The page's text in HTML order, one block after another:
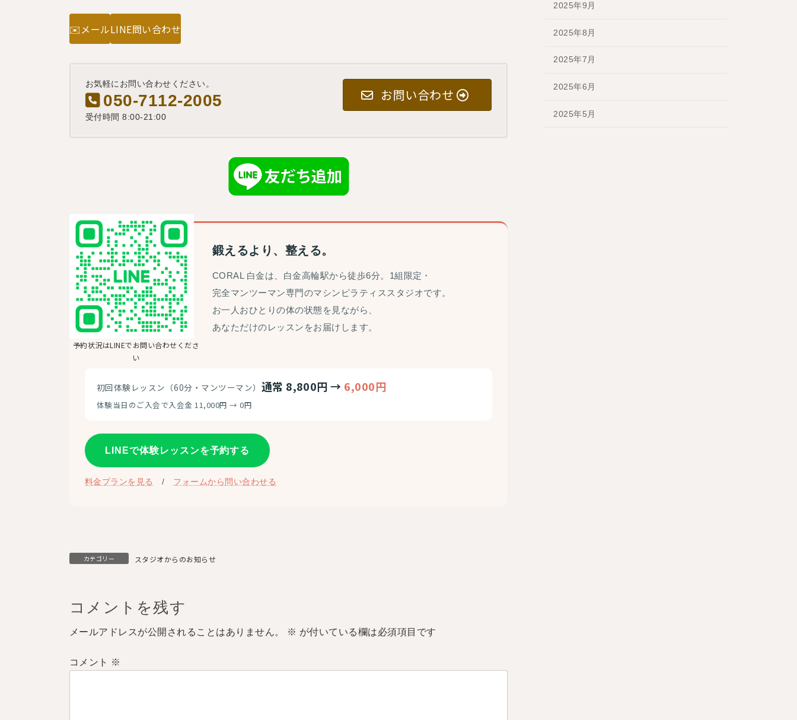
✉️メールLINE問い合わせ
お気軽にお問い合わせください。
050-7112-2005
受付時間 8:00-21:00
お問い合わせ
予約状況はLINEでお問い合わせくださ
い
鍛えるより、整える。
CORAL 白金は、白金高輪駅から徒歩6分。1組限定・
完全マンツーマン専門のマシンピラティススタジオです。
お一人おひとりの体の状態を見ながら、
あなただけのレッスンをお届けします。
初回体験レッスン（60分・マンツーマン） 通常 8,800円 → 6,000円
体験当日のご入会で入会金 11,000円 → 0円
LINEで体験レッスンを予約する
料金プランを見る / フォームから問い合わせる
カテゴリー スタジオからのお知らせ
コメントを残す
メールアドレスが公開されることはありません。 ※ が付いている欄は必須項目です
コメント ※
2025年9月
2025年8月
2025年7月
2025年6月
2025年5月